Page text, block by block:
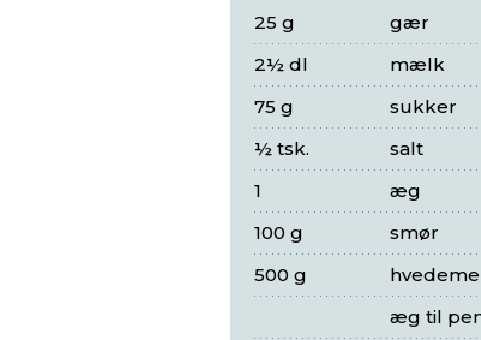
gær
25 g
mælk
2½ dl
sukker
75 g
salt
½ tsk.
æg
1
smør
100 g
500 g
æg til